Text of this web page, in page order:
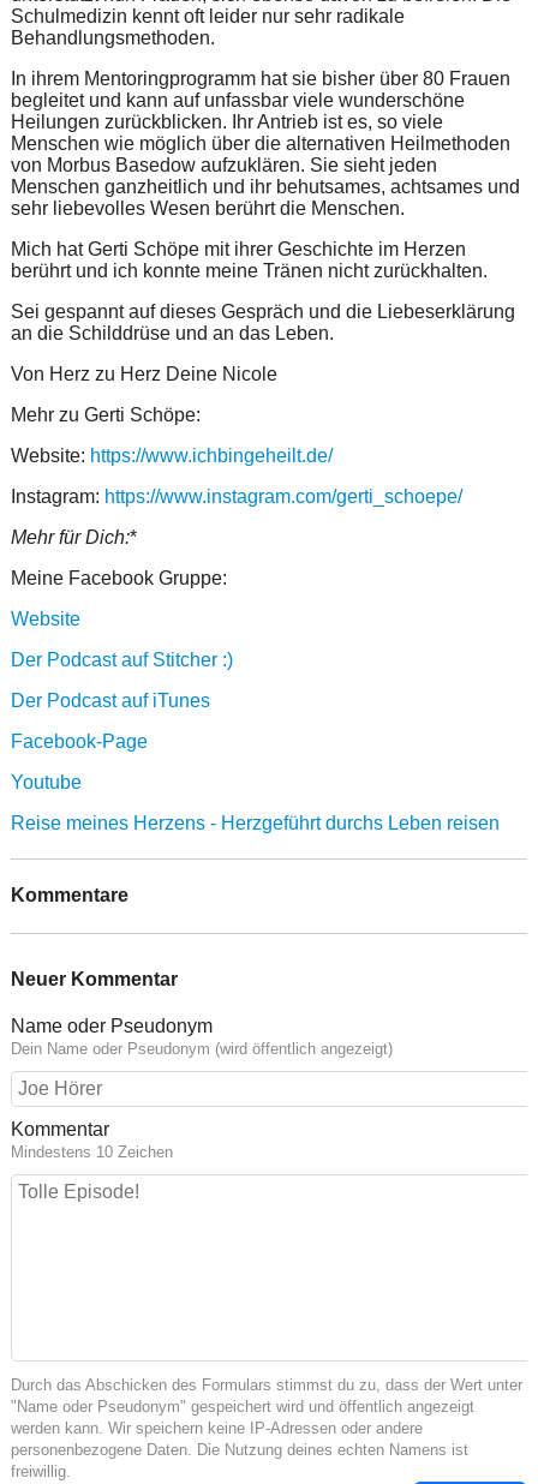
Schulmedizin kennt oft leider nur sehr radikale
Behandlungsmethoden.
In ihrem Mentoringprogramm hat sie bisher über 80 Frauen
begleitet und kann auf unfassbar viele wunderschöne
Heilungen zurückblicken. Ihr Antrieb ist es, so viele
Menschen wie möglich über die alternativen Heilmethoden
von Morbus Basedow aufzuklären. Sie sieht jeden
Menschen ganzheitlich und ihr behutsames, achtsames und
sehr liebevolles Wesen berührt die Menschen.
Mich hat Gerti Schöpe mit ihrer Geschichte im Herzen
berührt und ich konnte meine Tränen nicht zurückhalten.
Sei gespannt auf dieses Gespräch und die Liebeserklärung
an die Schilddrüse und an das Leben.
Von Herz zu Herz Deine Nicole
Mehr zu Gerti Schöpe:
Website: https://www.ichbingeheilt.de/
Instagram: https://www.instagram.com/gerti_schoepe/
Mehr für Dich:*
Meine Facebook Gruppe:
Website
Der Podcast auf Stitcher :)
Der Podcast auf iTunes
Facebook-Page
Youtube
Reise meines Herzens - Herzgeführt durchs Leben reisen
Kommentare
Neuer Kommentar
Name oder Pseudonym
Dein Name oder Pseudonym (wird öffentlich angezeigt)
Kommentar
Mindestens 10 Zeichen
Durch das Abschicken des Formulars stimmst du zu, dass der Wert unter
"Name oder Pseudonym" gespeichert wird und öffentlich angezeigt
werden kann. Wir speichern keine IP-Adressen oder andere
personenbezogene Daten. Die Nutzung deines echten Namens ist
freiwillig.